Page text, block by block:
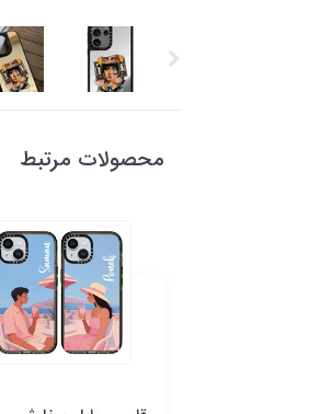
محصولات مرتبط